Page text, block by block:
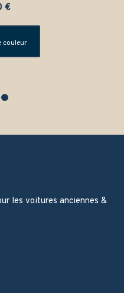
les voitures anciennes &